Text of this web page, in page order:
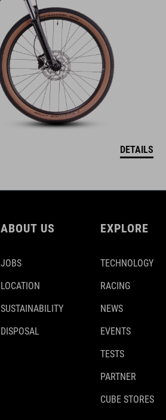
DETAILS
ABOUT US
JOBS
LOCATION
SUSTAINABILITY
DISPOSAL
EXPLORE
TECHNOLOGY
RACING
NEWS
EVENTS
TESTS
PARTNER
CUBE STORES